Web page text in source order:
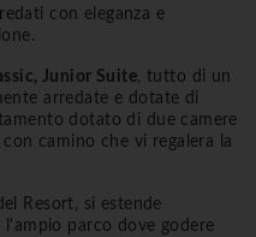
con eleganza e
Junior Suite, tutto di un
arredate e dotate di
dotato di due camere
camino che vi regalera la
Resort, si estende
parco dove godere